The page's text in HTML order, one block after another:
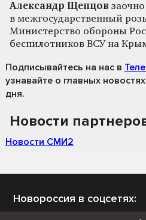
Александр Щепцов
в межгосударственный
Министерство обороны
беспилотников ВСУ на
Подписывайтесь на нас в
узнавайте о главных
дня.
Новости
Новости СМИ2
Новороссия в соцсетях: